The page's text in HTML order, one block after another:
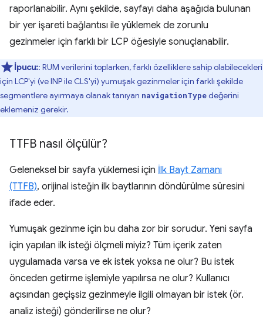
raporlanabilir. Aynı şekilde, sayfayı daha aşağıda bulunan
bir yer işareti bağlantısı ile yüklemek de zorunlu
gezinmeler için farklı bir LCP öğesiyle sonuçlanabilir.
İpucu:: RUM verilerini toplarken, farklı özelliklere sahip olabilecekleri
için LCP'yi (ve INP ile CLS'yi) yumuşak gezinmeler için farklı şekilde
segmentlere ayırmaya olanak tanıyan navigationTypedeğerini
eklemeniz gerekir.
TTFB nasıl ölçülür?
Geleneksel bir sayfa yüklemesi için İlk Bayt Zamanı
(TTFB), orijinal isteğin ilk baytlarının döndürülme süresini
ifade eder.
Yumuşak gezinme için bu daha zor bir sorudur. Yeni sayfa
için yapılan ilk isteği ölçmeli miyiz? Tüm içerik zaten
uygulamada varsa ve ek istek yoksa ne olur? Bu istek
önceden getirme işlemiyle yapılırsa ne olur? Kullanıcı
açısından geçişsiz gezinmeyle ilgili olmayan bir istek (ör.
analiz isteği) gönderilirse ne olur?